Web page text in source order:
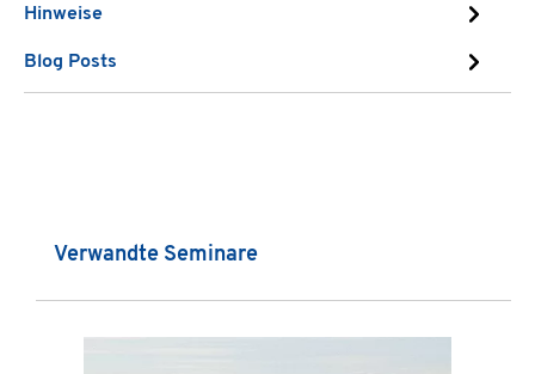
Hinweise
Blog Posts
Produktgalerie überspringen
Verwandte Seminare